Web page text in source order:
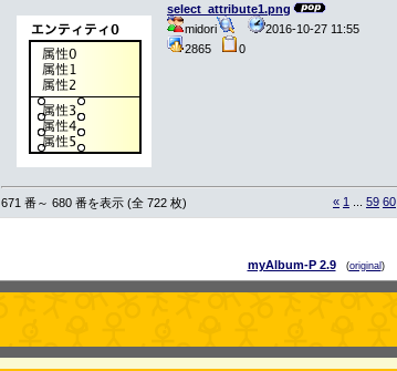
select_attribute1.png
midori
2016-10-27 11:55
2865
0
671 番～ 680 番を表示 (全 722 枚) « 1 59 60
myAlbum-P 2.9 (original )